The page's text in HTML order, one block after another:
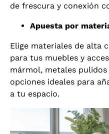
de frescura y conexión
Apuesta por
Elige materiales de alta
para tus muebles y
mármol, metales
opciones ideales para
a tu espacio.